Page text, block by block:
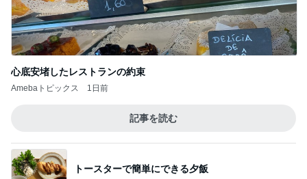
心底安堵したレストランの約束
Amebaトピックス 1日前
記事を読む
トースターで簡単にできる夕飯